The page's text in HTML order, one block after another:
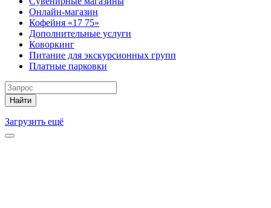
Онлайн-магазин
Кофейня «17 75»
Дополнительные услуги
Коворкинг
Питание для экскурсионных групп
Платные парковки
Найти
Загрузить ещё